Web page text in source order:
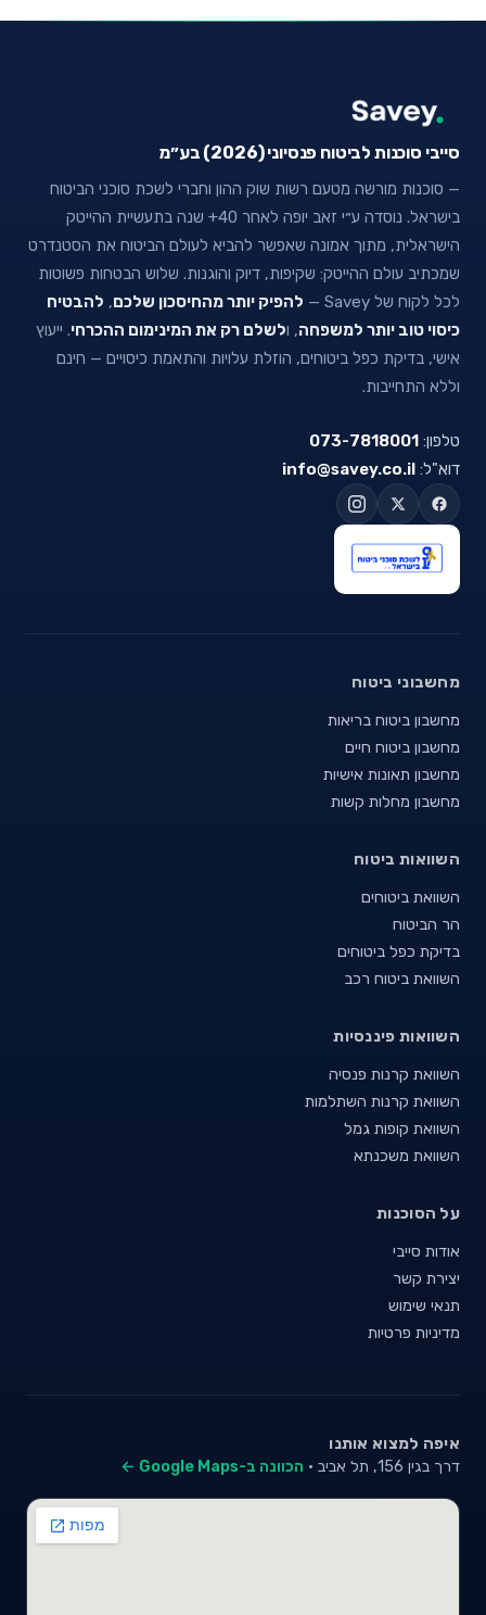
סייבי סוכנות לביטוח פנסיוני (2026) בע״מ
— סוכנות מורשה מטעם רשות שוק ההון וחברי לשכת סוכני הביטוח
בישראל. נוסדה ע״י זאב יופה לאחר 40+ שנה בתעשיית ההייטק
הישראלית, מתוך אמונה שאפשר להביא לעולם הביטוח את הסטנדרט
שמכתיב עולם ההייטק: שקיפות, דיוק והוגנות. שלוש הבטחות פשוטות
לכל לקוח של Savey —
להפיק יותר מהחיסכון שלכם, להבטיח
כיסוי טוב יותר למשפחה, ולשלם רק את המינימום ההכרחי. ייעוץ
אישי, בדיקת כפל ביטוחים, הוזלת עלויות והתאמת כיסויים — חינם
וללא התחייבות.
טלפון: 073-7818001
דוא"ל: info@savey.co.il
מחשבוני ביטוח
מחשבון ביטוח בריאות
מחשבון ביטוח חיים
מחשבון תאונות אישיות
מחשבון מחלות קשות
השוואות ביטוח
השוואת ביטוחים
הר הביטוח
בדיקת כפל ביטוחים
השוואת ביטוח רכב
השוואות פיננסיות
השוואת קרנות פנסיה
השוואת קרנות השתלמות
השוואת קופות גמל
השוואת משכנתא
על הסוכנות
אודות סייבי
יצירת קשר
תנאי שימוש
מדיניות פרטיות
איפה למצוא אותנו
דרך בגין 156, תל אביב · הכוונה ב-Google Maps ←